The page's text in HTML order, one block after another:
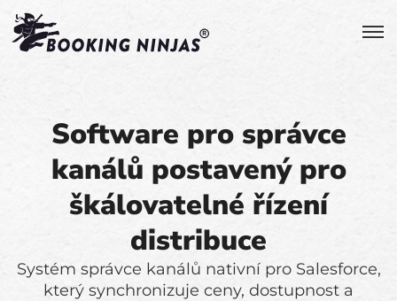
Software pro správce
kanálů postavený pro
škálovatelné řízení
distribuce
Systém správce kanálů nativní pro Salesforce,
který synchronizuje ceny, dostupnost a